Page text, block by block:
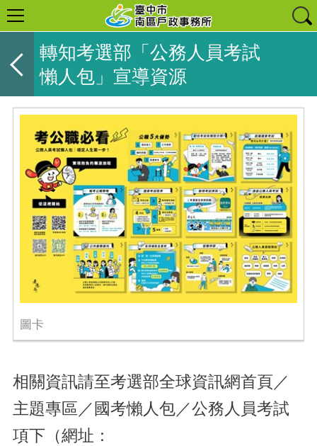
轉知考選部「公務人員考試
懶人包」宣導資源
圖卡
相關資訊請至考選部全球資訊網首頁／
主題專區／國考懶人包／公務人員考試
項下（網址：